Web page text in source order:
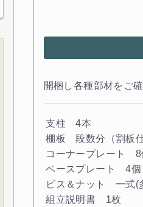
開梱し各種部材をご
支柱 4本
棚板 段数分（割板仕
コーナープレート 8
ベースプレート 4個
ビス＆ナット 一式(
組立説明書 1枚